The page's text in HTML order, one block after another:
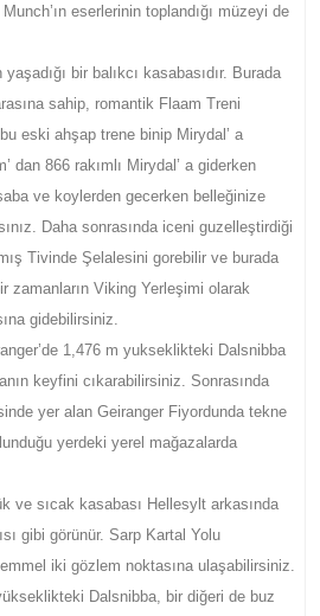
eserlerinin toplandığı müzeyi de
bir balıkcı kasabasıdır. Burada
sahip, romantik Flaam Treni
eski ahşap trene binip Mirydal’ a
dan 866 rakımlı Mirydal’ a giderken
ve koylerden gecerken belleğinize
Daha sonrasında iceni guzelleştirdiği
Tivinde Şelalesini gorebilir ve burada
zamanların Viking Yerleşimi olarak
gidebilirsiniz.
1,476 m yukseklikteki Dalsnibba
keyfini cıkarabilirsiniz. Sonrasında
yer alan Geiranger Fiyordunda tekne
yerdeki yerel mağazalarda
ve sıcak kasabası Hellesylt arkasında
gibi görünür. Sarp Kartal Yolu
iki gözlem noktasına ulaşabilirsiniz.
Dalsnibba, bir diğeri de buz